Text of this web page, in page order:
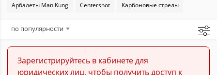
Арбалеты Man Kung Centershot Карбоновые стрелы
по популярности
Зарегистрируйтесь в кабинете для
юридических лиц, чтобы получить доступ к